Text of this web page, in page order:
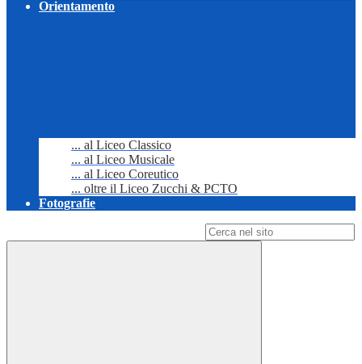
Orientamento
... al Liceo Classico
... al Liceo Musicale
... al Liceo Coreutico
... oltre il Liceo Zucchi & PCTO
Fotografie